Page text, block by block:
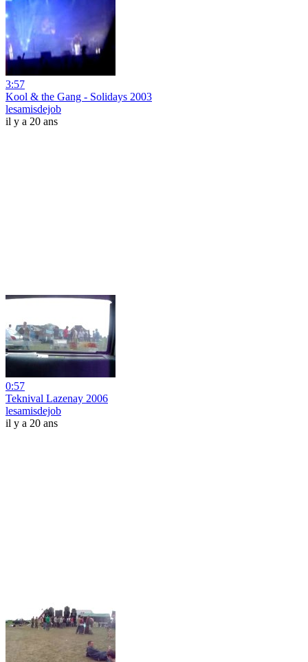
3:57
Kool & the Gang - Solidays 2003
lesamisdejob
il y a 20 ans
0:57
Teknival Lazenay 2006
lesamisdejob
il y a 20 ans